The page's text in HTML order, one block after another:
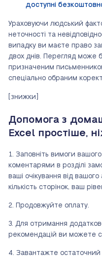
доступні
Ураховуючи людський
неточності та
випадку ви маєте право
двох днів. Перегляд може
призначеним
спеціально обраним
[знижки]
Допомога з
Excel простіше,
Заповніть вимоги
коментарями в розділі
ваші очікування від
кількість сторінок, ваш
Продовжуйте оплату.
Для отримання
рекомендацій ви можете
Завантажте остаточний